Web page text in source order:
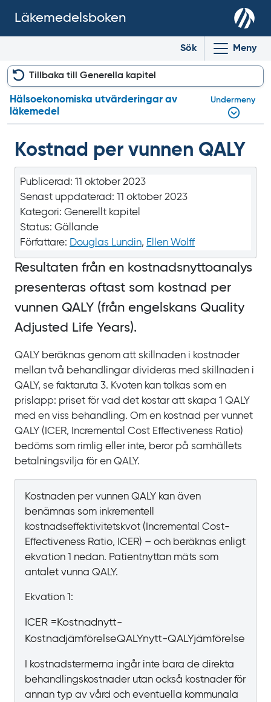
Läkemedelsboken
Sök Meny
Kostnad per vunnen QALY
Publicerad: 11 oktober 2023
Senast uppdaterad: 11 oktober 2023
Kategori: Generellt kapitel
Status: Gällande
Författare: Douglas Lundin, Ellen Wolff
Resultaten från en kostnadsnyttoanalys
presenteras oftast som kostnad per
vunnen QALY (från engelskans Quality
Adjusted Life Years).
QALY beräknas genom att skillnaden i kostnader
mellan två behandlingar divideras med skillnaden i
QALY, se faktaruta 3. Kvoten kan tolkas som en
prislapp: priset för vad det kostar att skapa 1 QALY
med en viss behandling. Om en kostnad per vunnet
QALY (ICER, Incremental Cost Effectiveness Ratio)
bedöms som rimlig eller inte, beror på samhällets
betalningsvilja för en QALY.
Kostnaden per vunnen QALY kan även
benämnas som inkrementell
kostnadseffektivitetskvot ( Incremental Cost-
Effectiveness Ratio, ICER) – och beräknas enligt
ekvation 1 nedan. Patientnyttan mäts som
antalet vunna QALY.
Ekvation 1:
ICER =Kostnadnytt-
Kostnadjämföre seQALYnytt-QALYjämföre se
I kostnadstermerna ingår inte bara de direkta
behandlingskostnader utan också kostnader för
annan typ av vård och eventuella kommunala
Tillbaka till Generella kapitel
Hälsoekonomiska utvärderingar av
läkemedel
Undermeny